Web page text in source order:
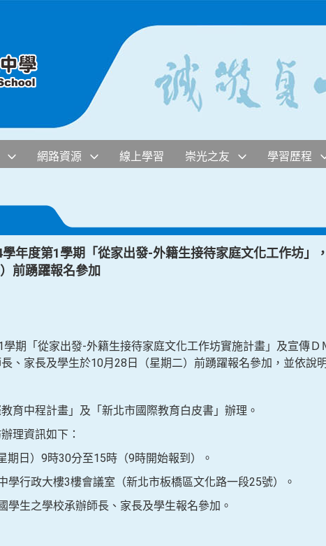
網路資源 線上學習 崇光之友 學習歷程
年度第1學期「從家出發-外籍生接待家庭文化工作坊」
前踴躍報名參加
期「從家出發-外籍生接待家庭文化工作坊實施計畫」及宣傳
、家長及學生於10月28日（星期二）前踴躍報名參加，並依說
育中程計畫」及「新北市國際教育白皮書」辦理。
理資訊如下：
期日）9時30分至15時（9時開始報到）。
學行政大樓3樓會議室（新北市板橋區文化路一段25號）。
學生之學校承辦師長、家長及學生報名參加。